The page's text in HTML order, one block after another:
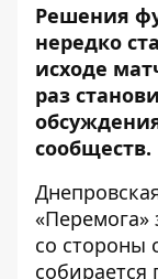
Решения
нередко
исходе
раз
сообществ.
«Перемога»
со стороны
собирается